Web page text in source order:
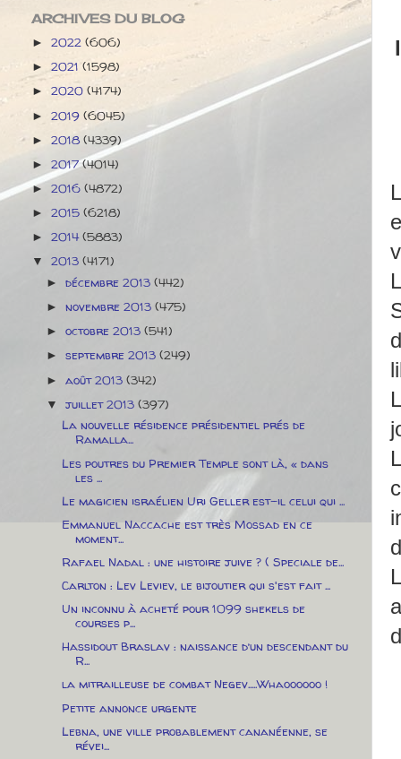
ARCHIVES DU BLOG
► 2022 (606)
► 2021 (1598)
► 2020 (4174)
► 2019 (6045)
► 2018(4339)
► 2017(4014)
► 2016 (4872)
► 2015 (6218)
► 2014(5883)
▼ 2013 (4171)
►décembre 2013(442)
►novembre 2013(475)
►octobre 2013(541)
►septembre 2013(249)
►août 2013(342)
▼juillet 2013(397)
La nouvelle résidence présidentiel prés de
Ramalla...
Les poutres du Premier Temple sont là, « dans
les ...
Le magicien israélien Uri Geller est-il celui qui ...
Emmanuel Naccache est très Mossad en ce
moment...
Rafael Nadal : une histoire juive ? ( Speciale de...
Carlton : Lev Leviev, le bijoutier qui s'est fait ...
Un inconnu à acheté pour 1099 shekels de
courses p...
Hassidout Braslav : naissance d’un descendant du
R...
la mitrailleuse de combat Negev.....Whaoooooo !
Petite annonce urgente
Lebna, une ville probablement cananéenne, se
révei...